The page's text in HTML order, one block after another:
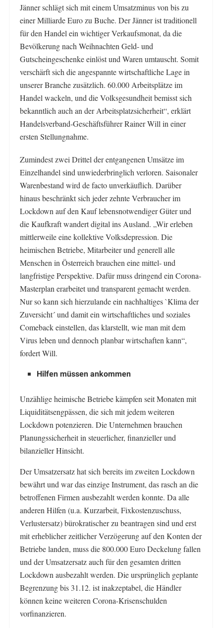
Jänner schlägt sich mit einem Umsatzminus von bis zu
einer Milliarde Euro zu Buche. Der Jänner ist traditionell
für den Handel ein wichtiger Verkaufsmonat, da die
Bevölkerung nach Weihnachten Geld- und
Gutscheingeschenke einlöst und Waren umtauscht. Somit
verschärft sich die angespannte wirtschaftliche Lage in
unserer Branche zusätzlich. 60.000 Arbeitsplätze im
Handel wackeln, und die Volksgesundheit bemisst sich
bekanntlich auch an der Arbeitsplatzsicherheit“, erklärt
Handelsverband-Geschäftsführer Rainer Will in einer
ersten Stellungnahme.
Zumindest zwei Drittel der entgangenen Umsätze im
Einzelhandel sind unwiederbringlich verloren. Saisonaler
Warenbestand wird de facto unverkäuflich. Darüber
hinaus beschränkt sich jeder zehnte Verbraucher im
Lockdown auf den Kauf lebensnotwendiger Güter und
die Kaufkraft wandert digital ins Ausland. „Wir erleben
mittlerweile eine kollektive Volksdepression. Die
heimischen Betriebe, Mitarbeiter und generell alle
Menschen in Österreich brauchen eine mittel- und
langfristige Perspektive. Dafür muss dringend ein Corona-
Masterplan erarbeitet und transparent gemacht werden.
Nur so kann sich hierzulande ein nachhaltiges `Klima der
Zuversicht´ und damit ein wirtschaftliches und soziales
Comeback einstellen, das klarstellt, wie man mit dem
Virus leben und dennoch planbar wirtschaften kann“,
fordert Will.
Hilfen müssen ankommen
Unzählige heimische Betriebe kämpfen seit Monaten mit
Liquiditätsengpässen, die sich mit jedem weiteren
Lockdown potenzieren. Die Unternehmen brauchen
Planungssicherheit in steuerlicher, finanzieller und
bilanzieller Hinsicht.
Der Umsatzersatz hat sich bereits im zweiten Lockdown
bewährt und war das einzige Instrument, das rasch an die
betroffenen Firmen ausbezahlt werden konnte. Da alle
anderen Hilfen (u.a. Kurzarbeit, Fixkostenzuschuss,
Verlustersatz) bürokratischer zu beantragen sind und erst
mit erheblicher zeitlicher Verzögerung auf den Konten der
Betriebe landen, muss die 800.000 Euro Deckelung fallen
und der Umsatzersatz auch für den gesamten dritten
Lockdown ausbezahlt werden. Die ursprünglich geplante
Begrenzung bis 31.12. ist inakzeptabel, die Händler
können keine weiteren Corona-Krisenschulden
vorfinanzieren.